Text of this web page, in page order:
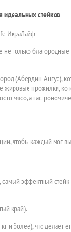
идеальных стейков
ИкраЛайф
не только
(Абердин-Ангус),
прожилки,
мясо, а
чтобы каждый мог
эффектный стейк
край).
и более), что делает